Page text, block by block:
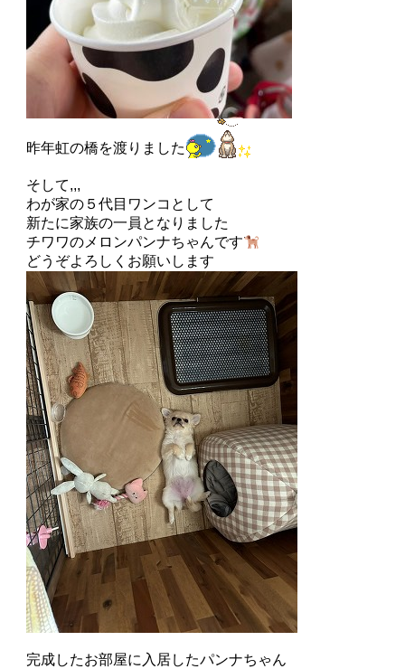
昨年虹の橋を渡りました
そして,,,
わが家の５代目ワンコとして
新たに家族の一員となりました
チワワのメロンパンナちゃんです
どうぞよろしくお願いします
完成したお部屋に入居したパンナちゃん